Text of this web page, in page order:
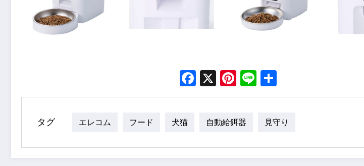
Facebook
X Pinterest
Line
タグ エレコム フード 犬猫 自動給餌器 見守り